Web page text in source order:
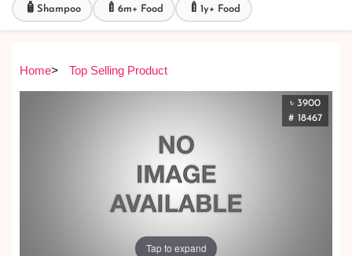
🧴 Shampoo 🍼 6m+ Food 🍼 1y+ Food
Home> Top Selling Product
৳ 3900
# 18467
Tap to expand